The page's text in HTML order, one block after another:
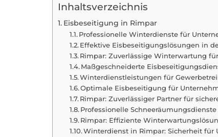
Inhaltsverzeichnis
Eisbeseitigung in Rimpar
Professionelle Winterdienste für
Effektive Eisbeseitigungslösungen in
Rimpar: Zuverlässige Winterwartung
Maßgeschneiderte
Winterdienstleistungen für
Optimale Eisbeseitigung für
Rimpar: Zuverlässiger Partner für
Professionelle
Rimpar: Effiziente
Winterdienst in Rimpar: Sicherheit